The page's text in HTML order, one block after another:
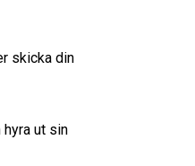
skicka din
hyra ut sin